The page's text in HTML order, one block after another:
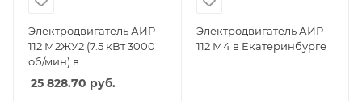
Электродвигатель АИР
112 М2ЖУ2 (7.5 кВт 3000
об/мин) в
Екатеринбурге
25 828.70 руб.
Электродвигатель АИР
112 М4 в Екатеринбурге